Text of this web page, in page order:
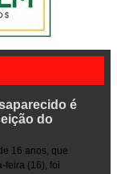
é
do
16 anos, que
feira (16), foi